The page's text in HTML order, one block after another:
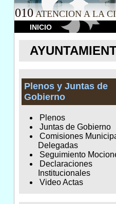
010 ATENCION A LA
INICIO
Plenos y Juntas de
Gobierno
Plenos
Juntas de Gobierno
Comisiones
Delegadas
Seguimiento
Declaraciones
Institucionales
Video Actas